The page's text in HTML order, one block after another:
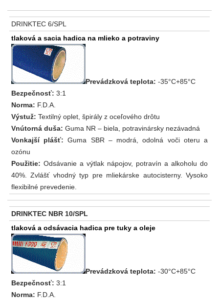
DRINKTEC 6/SPL
tlaková a sacia hadica na mlieko a potraviny
Prevádzková teplota: -35°C+85°C
Bezpečnosť: 3:1
Norma: F.D.A.
Výstuž: Textilný oplet, špirály z oceľového drôtu
Vnútorná duša: Guma NR – biela, potravinársky nezávadná
Vonkajší plášť: Guma SBR – modrá, odolná voči oteru a
ozónu
Použitie: Odsávanie a výtlak nápojov, potravín a alkoholu do
40%. Zvlášť vhodný typ pre mliekárske autocisterny. Vysoko
flexibilné prevedenie.
DRINKTEC NBR 10/SPL
tlaková a odsávacia hadica pre tuky a oleje
Prevádzková teplota: -30°C+85°C
Bezpečnosť: 3:1
Norma: F.D.A.